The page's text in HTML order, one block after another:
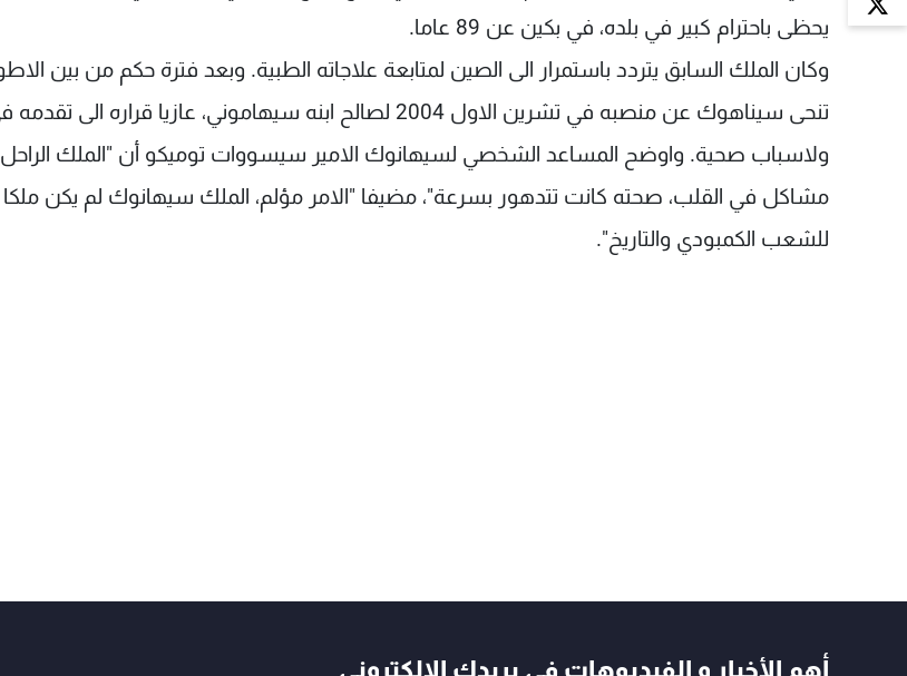
يحظى باحترام كبير في بلده، في بكين عن 89 عاما.
وكان الملك السابق يتردد باستمرار الى الصين لمتابعة علاجاته الطبية. وبعد فترة حكم من بين
تنحى سيناهوك عن منصبه في تشرين الاول 2004 لصالح ابنه سيهاموني، عازيا قراره
ولاسباب صحية. واوضح المساعد الشخصي لسيهانوك الامير سيسووات توميكو أن "الملك الراحل
مشاكل في القلب، صحته كانت تتدهور بسرعة"، مضيفا "الامر مؤلم، الملك سيهانوك لم يكن ملكا
للشعب الكمبودي والتاريخ".
أهم الأخبار و الفيديوهات في بريدك الالكتروني